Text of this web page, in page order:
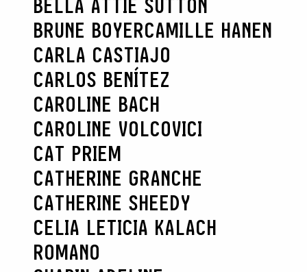
BELLA ATTIE SUTTON
BRUNE BOYERCAMILLE HANEN
CARLA CASTIAJO
CARLOS BENÍTEZ
CAROLINE BACH
CAROLINE VOLCOVICI
CAT PRIEM
CATHERINE GRANCHE
CATHERINE SHEEDY
CELIA LETICIA KALACH
ROMANO